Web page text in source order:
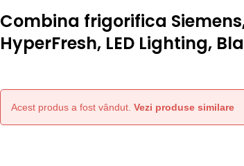
Combina frigorifica
HyperFresh, LED Lighting,
Acest produs a fost vândut. Vezi produse similare